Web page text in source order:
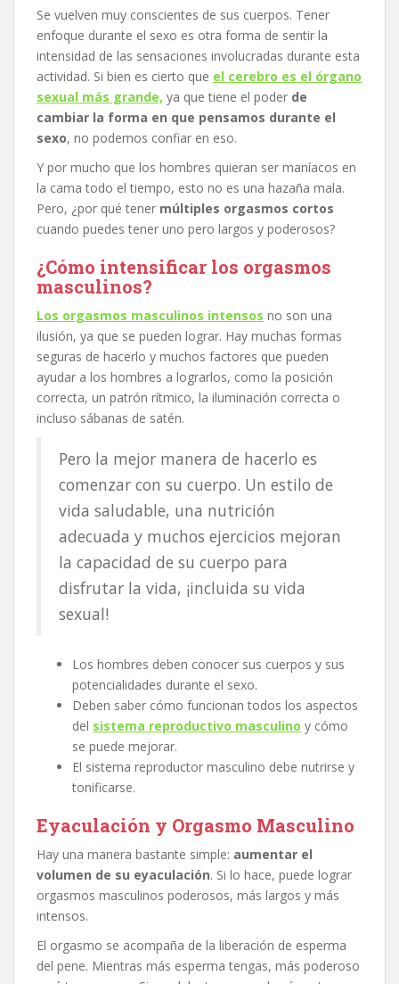
Se vuelven muy conscientes de sus cuerpos. Tener
enfoque durante el sexo es otra forma de sentir la
intensidad de las sensaciones involucradas durante esta
actividad. Si bien es cierto que el cerebro es el órgano
sexual más grande, ya que tiene el poder de
cambiar la forma en que pensamos durante el
sexo, no podemos confiar en eso.
Y por mucho que los hombres quieran ser maníacos en
la cama todo el tiempo, esto no es una hazaña mala.
Pero, ¿por qué tener múltiples orgasmos cortos
cuando puedes tener uno pero largos y poderosos?
¿Cómo intensificar los orgasmos
masculinos?
Los orgasmos masculinos intensos no son una
ilusión, ya que se pueden lograr. Hay muchas formas
seguras de hacerlo y muchos factores que pueden
ayudar a los hombres a lograrlos, como la posición
correcta, un patrón rítmico, la iluminación correcta o
incluso sábanas de satén.
Pero la mejor manera de hacerlo es
comenzar con su cuerpo. Un estilo de
vida saludable, una nutrición
adecuada y muchos ejercicios mejoran
la capacidad de su cuerpo para
disfrutar la vida, ¡incluida su vida
sexual!
Los hombres deben conocer sus cuerpos y sus
potencialidades durante el sexo.
Deben saber cómo funcionan todos los aspectos
del sistema reproductivo masculino y cómo
se puede mejorar.
El sistema reproductor masculino debe nutrirse y
tonificarse.
Eyaculación y Orgasmo Masculino
Hay una manera bastante simple: aumentar el
volumen de su eyaculación. Si lo hace, puede lograr
orgasmos masculinos poderosos, más largos y más
intensos.
El orgasmo se acompaña de la liberación de esperma
del pene. Mientras más esperma tengas, más poderoso